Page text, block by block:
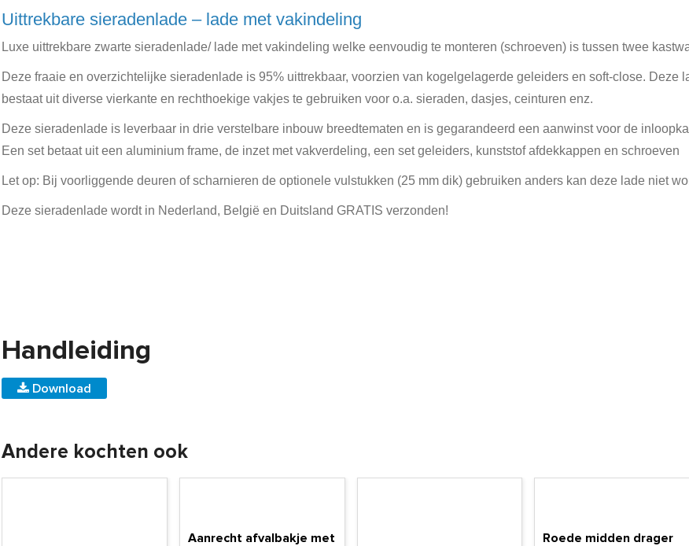
Uittrekbare sieradenlade – lade met vakindeling
Luxe uittrekbare zwarte sieradenlade/ lade met vakindeling welke eenvoudig te monteren (schroeven) is tussen twee
Deze fraaie en overzichtelijke sieradenlade is 95% uittrekbaar, voorzien van kogelgelagerde geleiders en soft-close.
bestaat uit diverse vierkante en rechthoekige vakjes te gebruiken voor o.a. sieraden, dasjes, ceinturen enz.
Deze sieradenlade is leverbaar in drie verstelbare inbouw breedtematen en is gegarandeerd een aanwinst voor de
Een set betaat uit een aluminium frame, de inzet met vakverdeling, een set geleiders, kunststof afdekkappen en schroeven
Let op: Bij voorliggende deuren of scharnieren de optionele vulstukken (25 mm dik) gebruiken anders kan deze lade niet
Deze sieradenlade wordt in Nederland, België en Duitsland GRATIS verzonden!
Handleiding
Download
Andere kochten ook
Aanrecht afvalbakje met
Roede midden drager